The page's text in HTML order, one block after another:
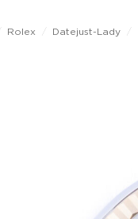
Rolex Datejust-Lady